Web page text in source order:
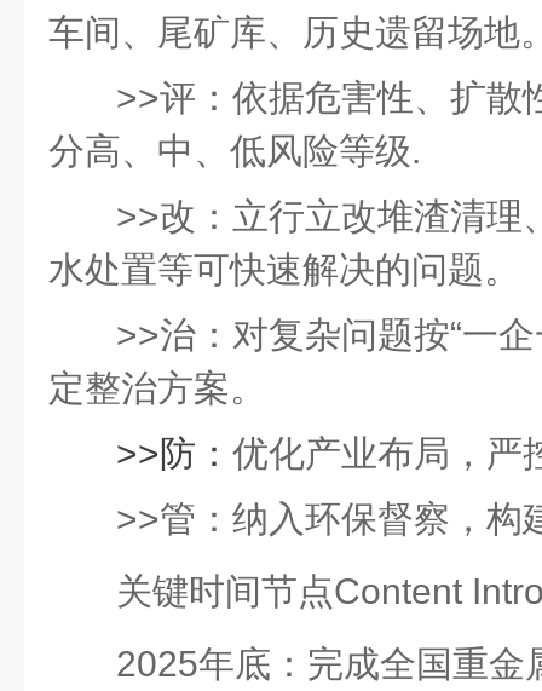
车间、尾矿库、历史遗留场地
>>评： 依据危害性、扩散
分高、中、低风险等级.
>>改： 立行立改堆渣清理
水处置等可快速解决的问题。
>>治： 对复杂问题按“一
定整治方案。
>>防： 优化产业布局，严
>>管： 纳入环保督察，构
关键时间节点Content
2025年底： 完成全国重金